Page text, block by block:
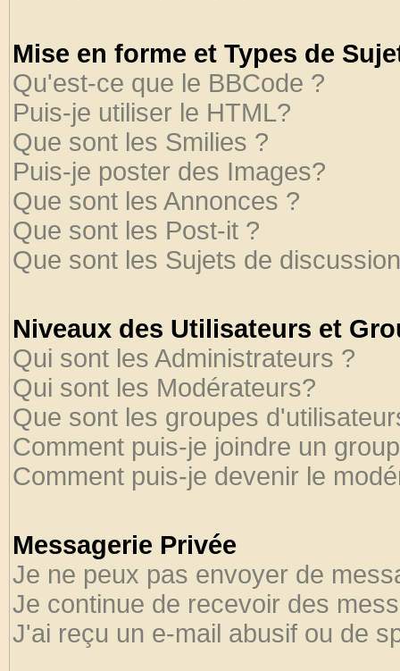
Mise en forme et Types de
Qu'est-ce que le BBCode ?
Puis-je utiliser le HTML?
Que sont les Smilies ?
Puis-je poster des Images?
Que sont les Annonces ?
Que sont les Post-it ?
Que sont les Sujets de
Niveaux des Utilisateurs et
Qui sont les Administrateurs ?
Qui sont les Modérateurs?
Que sont les groupes
Comment puis-je joindre un
Comment puis-je devenir le
Messagerie Privée
Je ne peux pas envoyer de
Je continue de recevoir des
J'ai reçu un e-mail abusif ou de